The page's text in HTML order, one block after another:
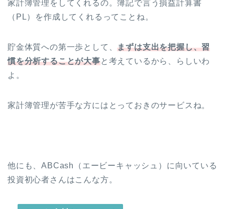
家計簿管理をしてくれるの。簿記で言う損益計算書
（PL）を作成してくれるってことね。
貯金体質への第一歩として、まずは支出を把握し、習
慣を分析することが大事と考えているから、らしいわ
よ。
家計簿管理が苦手な方にはとっておきのサービスね。
他にも、ABCash（エービーキャッシュ）に向いている
投資初心者さんはこんな方。